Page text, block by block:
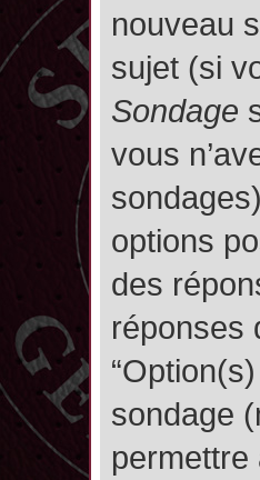
nouveau
sujet (si
Sondage
vous
options
des
réponses
sondage
permettre